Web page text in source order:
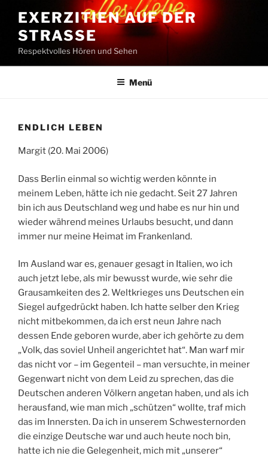
Inhalt
springen
EXERZITIEN AUF DER
STRASSE
Respektvolles Hören und Sehen
Menü
ENDLICH LEBEN
Margit (20. Mai 2006)
Dass Berlin einmal so wichtig werden könnte in
meinem Leben, hätte ich nie gedacht. Seit 27 Jahren
bin ich aus Deutschland weg und habe es nur hin und
wieder während meines Urlaubs besucht, und dann
immer nur meine Heimat im Frankenland.
Im Ausland war es, genauer gesagt in Italien, wo ich
auch jetzt lebe, als mir bewusst wurde, wie sehr die
Grausamkeiten des 2. Weltkrieges uns Deutschen ein
Siegel aufgedrückt haben. Ich hatte selber den Krieg
nicht mitbekommen, da ich erst neun Jahre nach
dessen Ende geboren wurde, aber ich gehörte zu dem
„Volk, das soviel Unheil angerichtet hat“. Man warf mir
das nicht vor – im Gegenteil – man versuchte, in meiner
Gegenwart nicht von dem Leid zu sprechen, das die
Deutschen anderen Völkern angetan haben, und als ich
herausfand, wie man mich „schützen“ wollte, traf mich
das im Innersten. Da ich in unserem Schwesternorden
die einzige Deutsche war und auch heute noch bin,
hatte ich nie die Gelegenheit, mich mit „unserer“